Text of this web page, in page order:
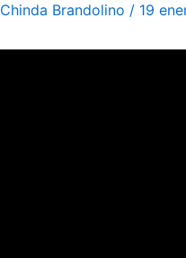
Chinda Brandolino / 19